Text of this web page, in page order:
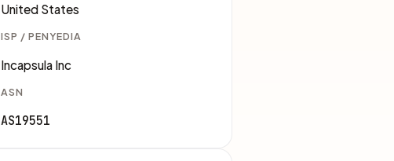
United States
ISP / PENYEDIA
Incapsula Inc
ASN
AS19551